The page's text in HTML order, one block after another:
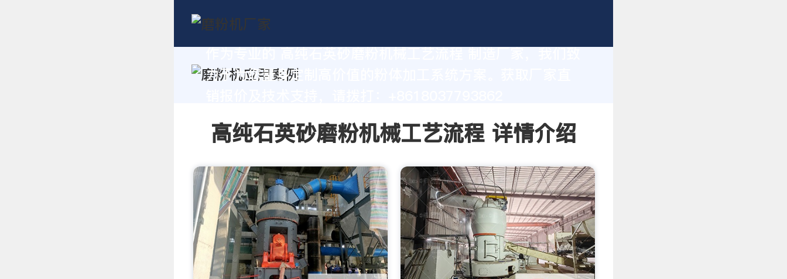
力于为您量身定制高价值的粉体加工系统方案。获取厂家直
高纯石英砂磨粉机械工艺流程 详情介绍